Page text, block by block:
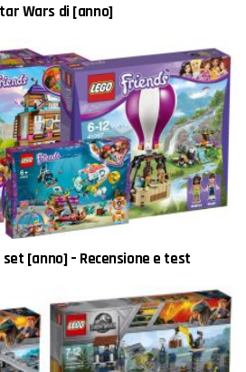
Wars di [anno]
set [anno] – Recensione e test